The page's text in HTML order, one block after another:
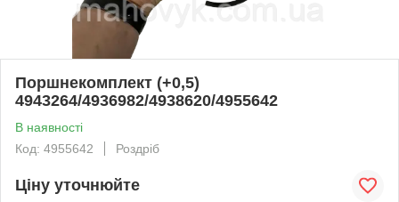
Поршнекомплект (+0,5)
4943264/4936982/4938620/4955642
В наявності
Код: 4955642
Роздріб
Ціну уточнюйте